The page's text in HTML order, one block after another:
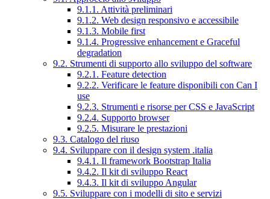
9.1.1. Attività preliminari
9.1.2. Web design responsivo e accessibile
9.1.3. Mobile first
9.1.4. Progressive enhancement e Graceful
degradation
9.2. Strumenti di supporto allo sviluppo del software
9.2.1. Feature detection
9.2.2. Verificare le feature disponibili con Can I
use
9.2.3. Strumenti e risorse per CSS e JavaScript
9.2.4. Supporto browser
9.2.5. Misurare le prestazioni
9.3. Catalogo del riuso
9.4. Sviluppare con il design system .italia
9.4.1. Il framework Bootstrap Italia
9.4.2. Il kit di sviluppo React
9.4.3. Il kit di sviluppo Angular
9.5. Sviluppare con i modelli di sito e servizi